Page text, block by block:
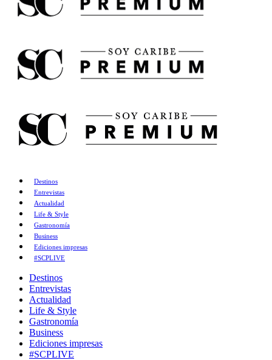
Destinos
Entrevistas
Actualidad
Life & Style
Gastronomía
Business
Ediciones impresas
#SCPLIVE
Destinos
Entrevistas
Actualidad
Life & Style
Gastronomía
Business
Ediciones impresas
#SCPLIVE